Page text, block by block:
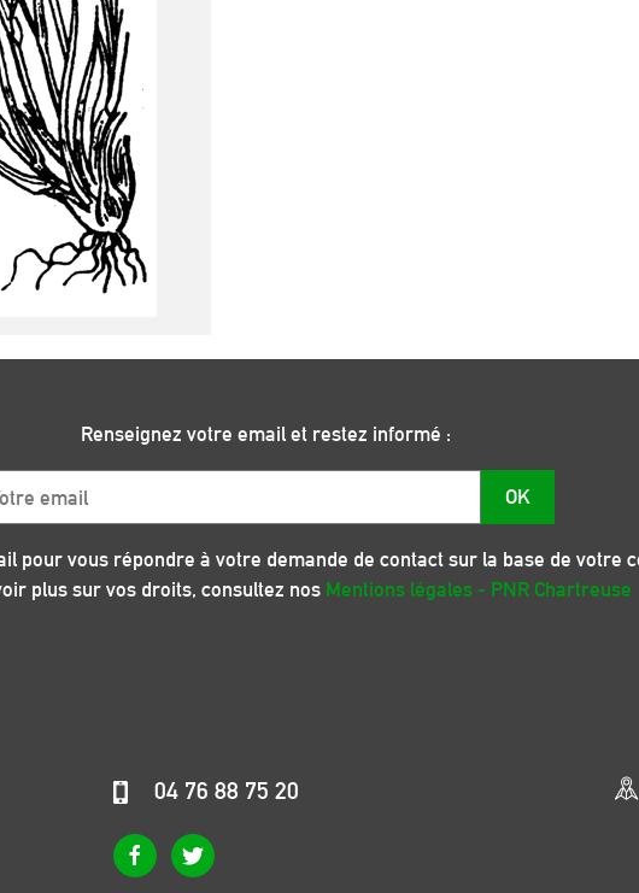
Renseignez votre email et restez informé :
OK
pour vous répondre à votre demande de contact sur la base de votre
plus sur vos droits, consultez nos Mentions légales - PNR Chartreuse
04 76 88 75 20